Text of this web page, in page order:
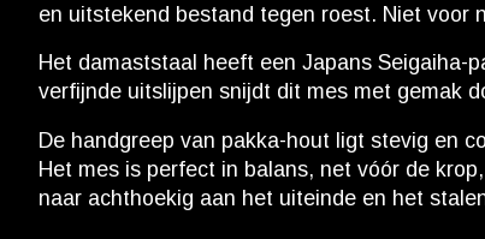
en uitstekend bestand tegen roest. Niet voor
Het damaststaal heeft een Japans Seigaiha-
verfijnde uitslijpen snijdt dit mes met gemak
De handgreep van pakka-hout ligt stevig en
Het mes is perfect in balans, net vóór de
naar achthoekig aan het uiteinde en het